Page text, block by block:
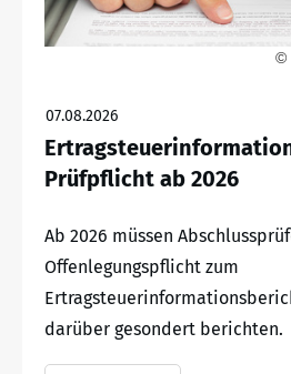
©
07.08.2026
Prüfpflicht ab 2026
Ab 2026 müssen
Offenlegungspflicht zum
darüber gesondert berichten.